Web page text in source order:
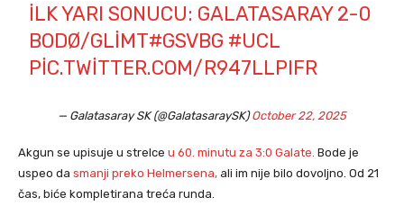
İLK YARI SONUCU: GALATASARAY 2-0
BODØ/GLIMT#GSVBG #UCL
PIC.TWITTER.COM/R947LLPIFR
— Galatasaray SK (@GalatasaraySK)October 22, 2025
Akgun se upisuje u strelce u 60. minutu za 3:0 Galate. Bode je
uspeo da smanji preko Helmersena, ali im nije bilo dovoljno. Od 21
čas, biće kompletirana treća runda.